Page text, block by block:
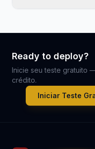
Ready to deploy?
Inicie seu teste gratuito
crédito.
Iniciar Teste